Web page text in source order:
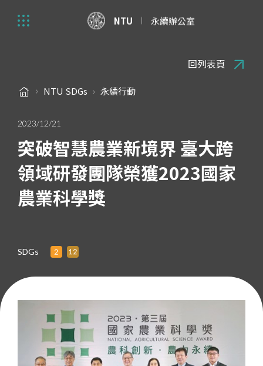
NTU 永續辦公室
NTU SDGs 永續行動
回列表頁
2023/12/21
突破智慧農業新境界 臺大跨
領域研發團隊榮獲2023國家
農業科學獎
SDGs